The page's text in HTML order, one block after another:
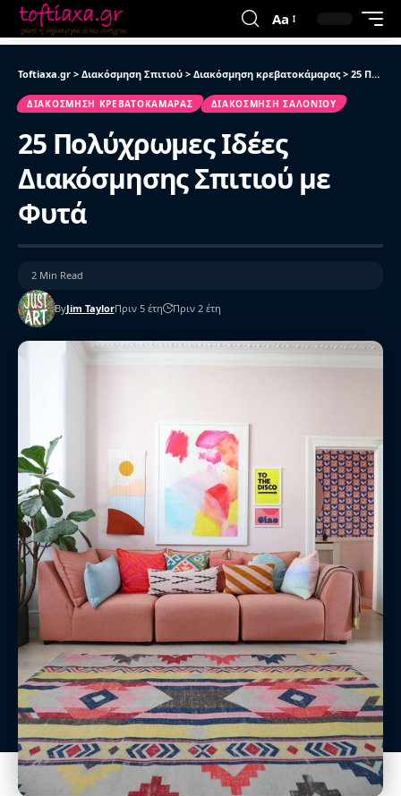
Aa
Toftiaxa.gr > Διακόσμηση Σπιτιού > Διακόσμηση κρεβατοκάμαρας> 25 Πολύχρωμες Ιδέες Διακόσμησης Σπιτιού με Φυτά
ΔΙΑΚΌΣΜΗΣΗ ΚΡΕΒΑΤΟΚΆΜΑΡΑΣ ΔΙΑΚΌΣΜΗΣΗ ΣΑΛΟΝΙΟΎ
25 Πολύχρωμες Ιδέες
Διακόσμησης Σπιτιού με
Φυτά
ByJim TaylorΠριν 5 έτη Πριν 2 έτη
2 Min Read